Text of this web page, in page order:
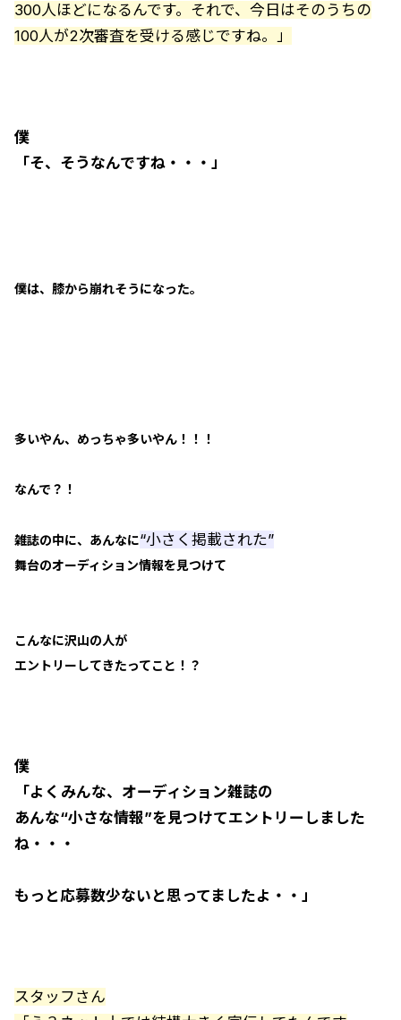
300人ほどになるんです。それで、今日はそのうちの
100人が2次審査を受ける感じですね。」
僕
「そ、そうなんですね・・・」
僕は、膝から崩れそうになった。
多いやん、めっちゃ多いやん！！！
なんで？！
雑誌の中に、あんなに“小さく掲載された”
舞台のオーディション情報を見つけて
こんなに沢山の人が
エントリーしてきたってこと！？
僕
「よくみんな、オーディション雑誌の
あんな“小さな情報”を見つけてエントリーしました
ね・・・
もっと応募数少ないと思ってましたよ・・」
スタッフさん